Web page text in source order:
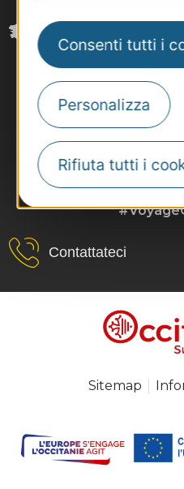
Consenti tutti i
Personalizza
Rifiuta tutti i
Contattateci
Sitemap